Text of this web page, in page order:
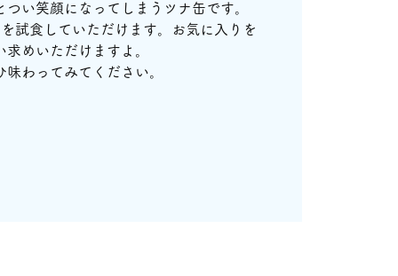
い笑顔になってしまうツナ缶です。
試食していただけます。お気に入りを
めいただけますよ。
わってみてください。